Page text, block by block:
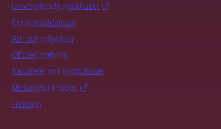
Universitetsdjursjukhuset
Centrumbildningar
Art- och miljödata
Officiell statistik
Fakulteter och institutioner
Medarbetarwebben
Logga in